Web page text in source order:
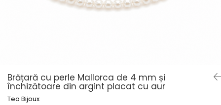
Brățară cu perle Mallorca de 4 mm și
închizătoare din argint placat cu aur
Teo Bijoux